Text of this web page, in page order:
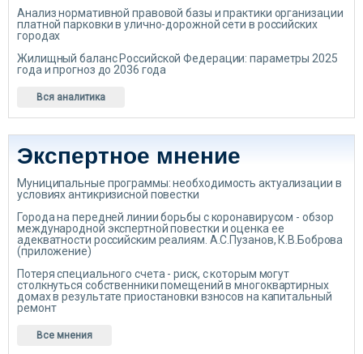
Анализ нормативной правовой базы и практики организации
платной парковки в улично-дорожной сети в российских
городах
Жилищный баланс Российской Федерации: параметры 2025
года и прогноз до 2036 года
Вся аналитика
Экспертное мнение
Муниципальные программы: необходимость актуализации в
условиях антикризисной повестки
Города на передней линии борьбы с коронавирусом - обзор
международной экспертной повестки и оценка ее
адекватности российским реалиям. А.С.Пузанов, К.В.Боброва
(приложение)
Потеря специального счета - риск, с которым могут
столкнуться собственники помещений в многоквартирных
домах в результате приостановки взносов на капитальный
ремонт
Все мнения